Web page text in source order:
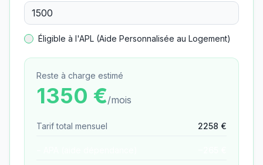
Éligible à l'APL (Aide Personnalisée au Logement)
Reste à charge estimé
1350 €/mois
Tarif total mensuel 2258 €